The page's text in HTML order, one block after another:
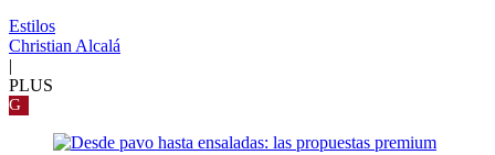
Estilos
Christian Alcalá
|
PLUS
G